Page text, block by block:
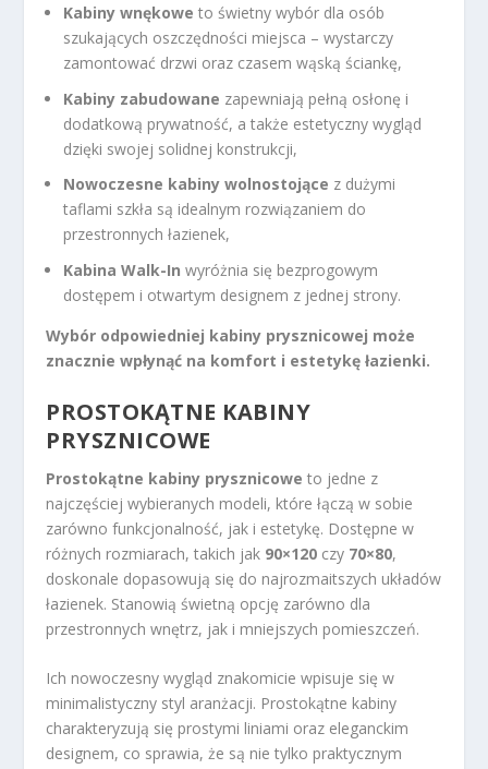
Kabiny wnękowe to świetny wybór dla osób
szukających oszczędności miejsca – wystarczy
zamontować drzwi oraz czasem wąską ściankę,
Kabiny zabudowane zapewniają pełną osłonę i
dodatkową prywatność, a także estetyczny wygląd
dzięki swojej solidnej konstrukcji,
Nowoczesne kabiny wolnostojące z dużymi
taflami szkła są idealnym rozwiązaniem do
przestronnych łazienek,
Kabina Walk-In wyróżnia się bezprogowym
dostępem i otwartym designem z jednej strony.
Wybór odpowiedniej kabiny prysznicowej może
znacznie wpłynąć na komfort i estetykę łazienki.
PROSTOKĄTNE KABINY
PRYSZNICOWE
Prostokątne kabiny prysznicowe to jedne z
najczęściej wybieranych modeli, które łączą w sobie
zarówno funkcjonalność, jak i estetykę. Dostępne w
różnych rozmiarach, takich jak 90×120 czy 70×80,
doskonale dopasowują się do najrozmaitszych układów
łazienek. Stanowią świetną opcję zarówno dla
przestronnych wnętrz, jak i mniejszych pomieszczeń.
Ich nowoczesny wygląd znakomicie wpisuje się w
minimalistyczny styl aranżacji. Prostokątne kabiny
charakteryzują się prostymi liniami oraz eleganckim
designem, co sprawia, że są nie tylko praktycznym